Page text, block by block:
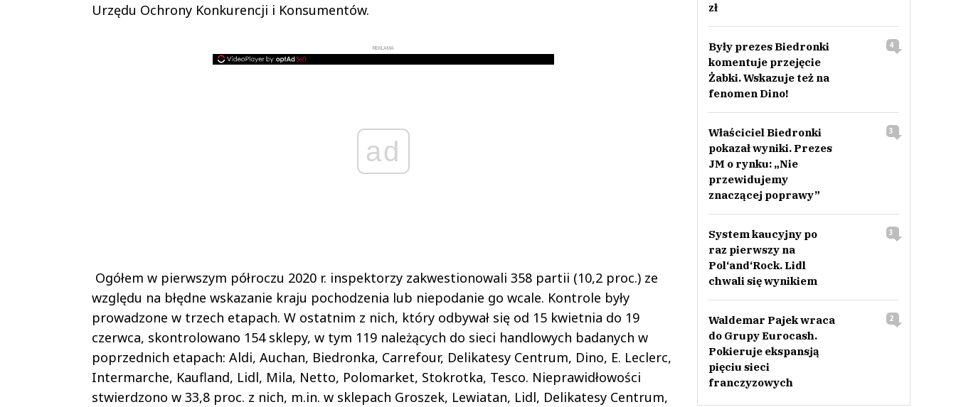
Urzędu Ochrony Konkurencji i Konsumentów.
REKLAMA
ad
Ogółem w pierwszym półroczu 2020 r. inspektorzy zakwestionowali 358 partii (10,2 proc.) ze
względu na błędne wskazanie kraju pochodzenia lub niepodanie go wcale. Kontrole były
prowadzone w trzech etapach. W ostatnim z nich, który odbywał się od 15 kwietnia do 19
czerwca, skontrolowano 154 sklepy, w tym 119 należących do sieci handlowych badanych w
poprzednich etapach: Aldi, Auchan, Biedronka, Carrefour, Delikatesy Centrum, Dino, E. Leclerc,
Intermarche, Kaufland, Lidl, Mila, Netto, Polomarket, Stokrotka, Tesco. Nieprawidłowości
stwierdzono w 33,8 proc. z nich, m.in. w sklepach Groszek, Lewiatan, Lidl, Delikatesy Centrum,
zł
Były prezes Biedronki
komentuje przejęcie
Żabki. Wskazuje też na
fenomen Dino!
4
Właściciel Biedronki
pokazał wyniki. Prezes
JM o rynku: „Nie
przewidujemy
znaczącej poprawy”
3
System kaucyjny po
raz pierwszy na
Pol‘and‘Rock. Lidl
chwali się wynikiem
3
Waldemar Pajek wraca
do Grupy Eurocash.
Pokieruje ekspansją
pięciu sieci
franczyzowych
2